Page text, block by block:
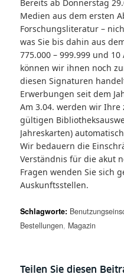
Bereits ab Donnerstag
Medien aus dem ersten
Forschungsliteratur –
was Sie bis dahin aus
775.000 – 999.999 und
können wir ihnen noch
diesen Signaturen
Erwerbungen seit dem
Am 3.04. werden wir
gültigen
Jahreskarten)
Wir bedauern die
Verständnis für die akut
Fragen wenden Sie sich
Auskunftsstellen.
Schlagworte:
Bestellungen, Magazin